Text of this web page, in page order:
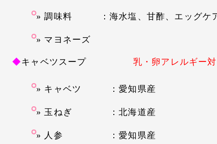
調味料 ：海水塩、甘酢、エッグケ
マヨネーズ
◆キャベツスープ 乳・卵アレルギー
キャベツ ：愛知県産
玉ねぎ ：北海道産
人参 ：愛知県産